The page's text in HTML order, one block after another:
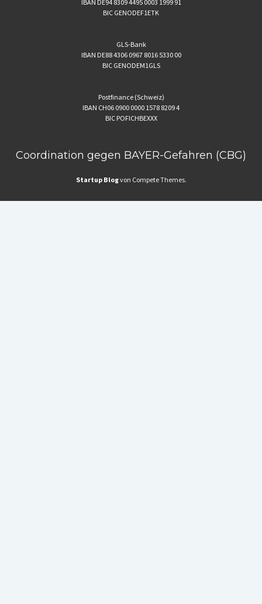
IBAN DE94 8309 4495 0003 1999 91
BIC GENODEF1ETK
GLS-Bank
IBAN DE88 4306 0967 8016 5330 00
BIC GENODEM1GLS
Postfinance (Schweiz)
IBAN CH06 0900 0000 1578 8209 4
BIC POFICHBEXXX
Coordination gegen BAYER-Gefahren (CBG)
Startup Blogvon Compete Themes.